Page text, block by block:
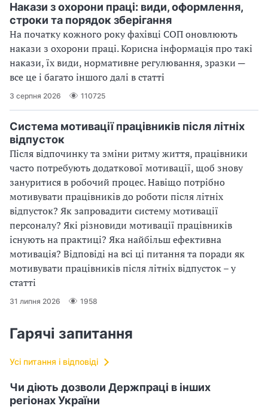
Накази з охорони праці: види, оформлення,
строки та порядок зберігання
На початку кожного року фахівці СОП оновлюють
накази з охорони праці. Корисна інформація про такі
накази, їх види, нормативне регулювання, зразки ─
все це і багато іншого далі в статті
3 серпня 2026 110725
Система мотивації працівників після літніх
відпусток
Після відпочинку та зміни ритму життя, працівники
часто потребують додаткової мотивації, щоб знову
зануритися в робочий процес. Навіщо потрібно
мотивувати працівників до роботи після літніх
відпусток? Як запровадити систему мотивації
персоналу? Які різновиди мотивації працівників
існують на практиці? Яка найбільш ефективна
мотивація? Відповіді на всі ці питання та поради як
мотивувати працівників після літніх відпусток – у
статті
31 липня 2026 1958
Гарячі запитання
Усі питання і відповіді
Чи діють дозволи Держпраці в інших
регіонах України